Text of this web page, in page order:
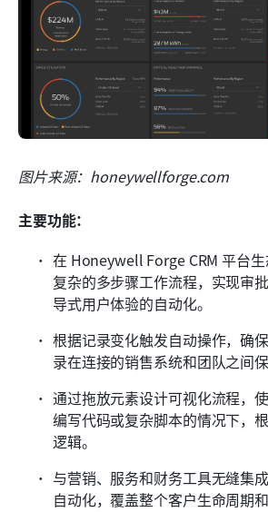
图片来源：honeywellforge.com
主要功能：
在 Honeywell Forge CRM 平台
复杂的多步骤工作流程，实现审
导式用户体验的自动化。
根据记录变化触发自动操作，确
录在连接的销售系统和团队之间保
通过拖放元素设计可视化流程，
编写代码或复杂脚本的情况下，
逻辑。
与营销、服务和财务工具无缝集
自动化，覆盖整个客户生命周期